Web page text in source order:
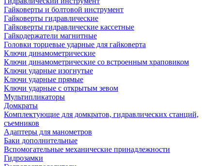
Гайковерты и болтовой инструмент
Гайковерты гидравлические
Гайковерты гидравлические кассетные
Гайкодержатели магнитные
Головки торцевые ударные для гайковерта
Ключи динамометрические
Ключи динамометрические со встроенным храповиком
Ключи ударные изогнутые
Ключи ударные прямые
Ключи ударные с открытым зевом
Мультипликаторы
Домкраты
Комплектующие для домкратов, гидравлических станций,
съемников
Адаптеры для манометров
Баки дополнительные
Вспомогательные механические принадлежности
Гидрозамки